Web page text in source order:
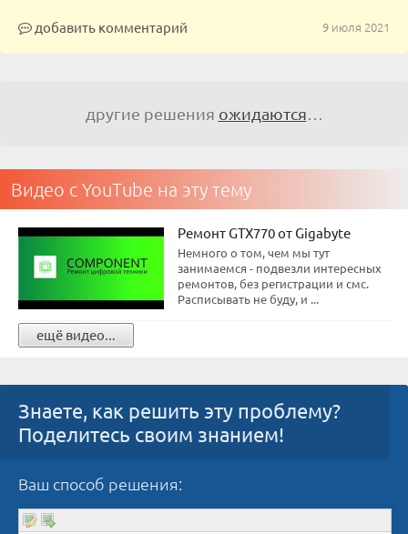
9 июля 2021
добавить комментарий
другие решения ожидаются
Видео с YouTube на эту тему
Ремонт GTX770 от Gigabyte
Немного о том, чем мы тут
занимаемся - подвезли интересных
ремонтов, без регистрации и смс.
Расписывать не буду, и ...
ещё видео...
Знаете, как решить эту проблему?
Поделитесь своим знанием!
Ваш способ решения: